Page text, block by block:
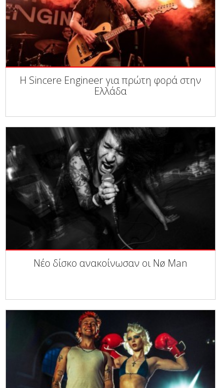
Η Sincere Engineer για πρώτη φορά στην
Ελλάδα
Νέο δίσκο ανακοίνωσαν οι Nø Man